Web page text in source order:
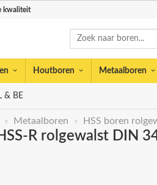
kwaliteit
Zoeken
Houtboren Metaalboren
& BE
» Metaalboren » HSS boren
R rolgewalst DIN